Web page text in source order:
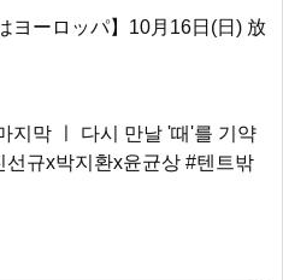
ヨーロッパ】10月16日(日) 放
지막 ㅣ 다시 만날 '때'를 기약
선규x박지환x윤균상 #텐트밖